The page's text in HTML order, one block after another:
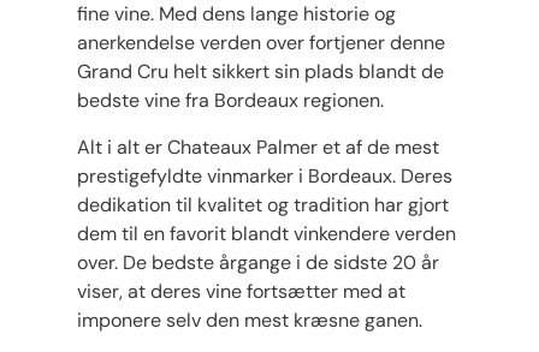
fine vine. Med dens lange historie og
anerkendelse verden over fortjener denne
Grand Cru helt sikkert sin plads blandt de
bedste vine fra Bordeaux regionen.
Alt i alt er Chateaux Palmer et af de mest
prestigefyldte vinmarker i Bordeaux. Deres
dedikation til kvalitet og tradition har gjort
dem til en favorit blandt vinkendere verden
over. De bedste årgange i de sidste 20 år
viser, at deres vine fortsætter med at
imponere selv den mest kræsne ganen.